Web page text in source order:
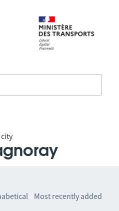
city
Most recently added